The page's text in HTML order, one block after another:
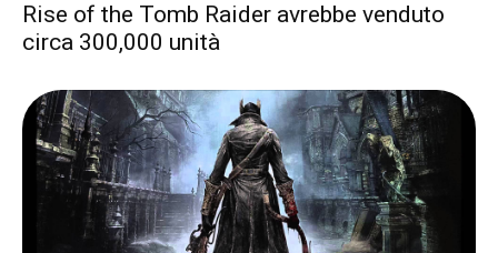
Rise of the Tomb Raider avrebbe venduto
circa 300,000 unità